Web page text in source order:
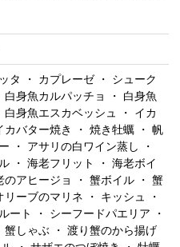
タ ・ カプレーゼ ・ シューク
白身魚カルパッチョ ・ 白身魚
白身魚エスカベッシュ ・ イカ
カバター焼き ・ 焼き牡蠣 ・ 帆
・ アサリの白ワイン蒸し ・
・ 海老フリット ・ 海老ボイ
のアヒージョ ・ 蟹ボイル ・ 蟹
リーブのマリネ ・ キッシュ ・
ート ・ シーフードパエリア ・
蟹しゃぶ ・ 渡り蟹のから揚げ